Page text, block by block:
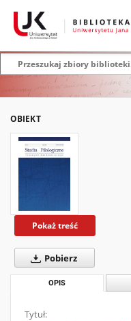
OBIEKT
Pokaż treść
Pobierz
OPIS
Tytuł: